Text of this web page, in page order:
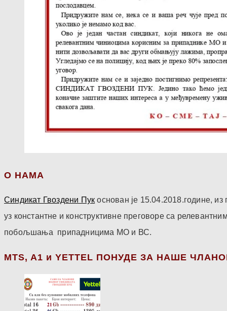
О НАМА
Синдикат Гвоздени Пук основан је 15.04.2018.године,
уз константне и конструктивне преговоре са
побољшања припадницима МО и ВС.
МТS, A1 и YETTEL ПОНУДЕ ЗА НАШЕ